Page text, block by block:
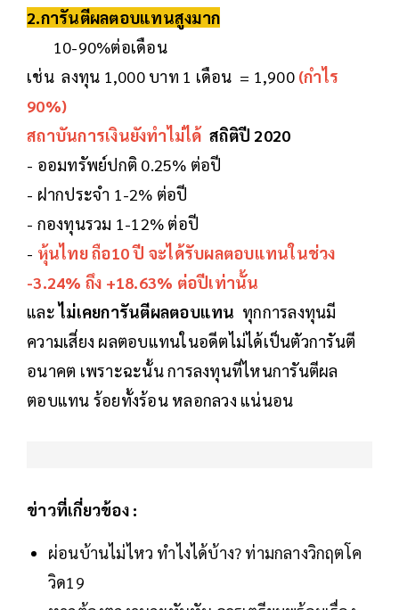
2.การันตีผลตอบแทนสูงมาก
10-90%ต่อเดือน
เช่น ลงทุน 1,000 บาท 1 เดือน = 1,900 (กำไร
90%)
สถาบันการเงินยังทำไม่ได้ สถิติปี 2020
- ออมทรัพย์ปกติ 0.25% ต่อปี
- ฝากประจำ 1-2% ต่อปี
- กองทุนรวม 1-12% ต่อปี
- หุ้นไทย ถือ10 ปี จะได้รับผลตอบแทนในช่วง
-3.24% ถึง +18.63% ต่อปีเท่านั้น
และไม่เคยการันตีผลตอบแทน ทุกการลงทุนมี
ความเสี่ยง ผลตอบแทนในอดีตไม่ได้เป็นตัวการันตี
อนาคต เพราะฉะนั้น การลงทุนที่ไหนการันตีผล
ตอบแทน ร้อยทั้งร้อน หลอกลวง แน่นอน
ข่าวที่เกี่ยวข้อง :
ผ่อนบ้านไม่ไหว ทำไงได้บ้าง? ท่ามกลางวิกฤตโค
วิด19